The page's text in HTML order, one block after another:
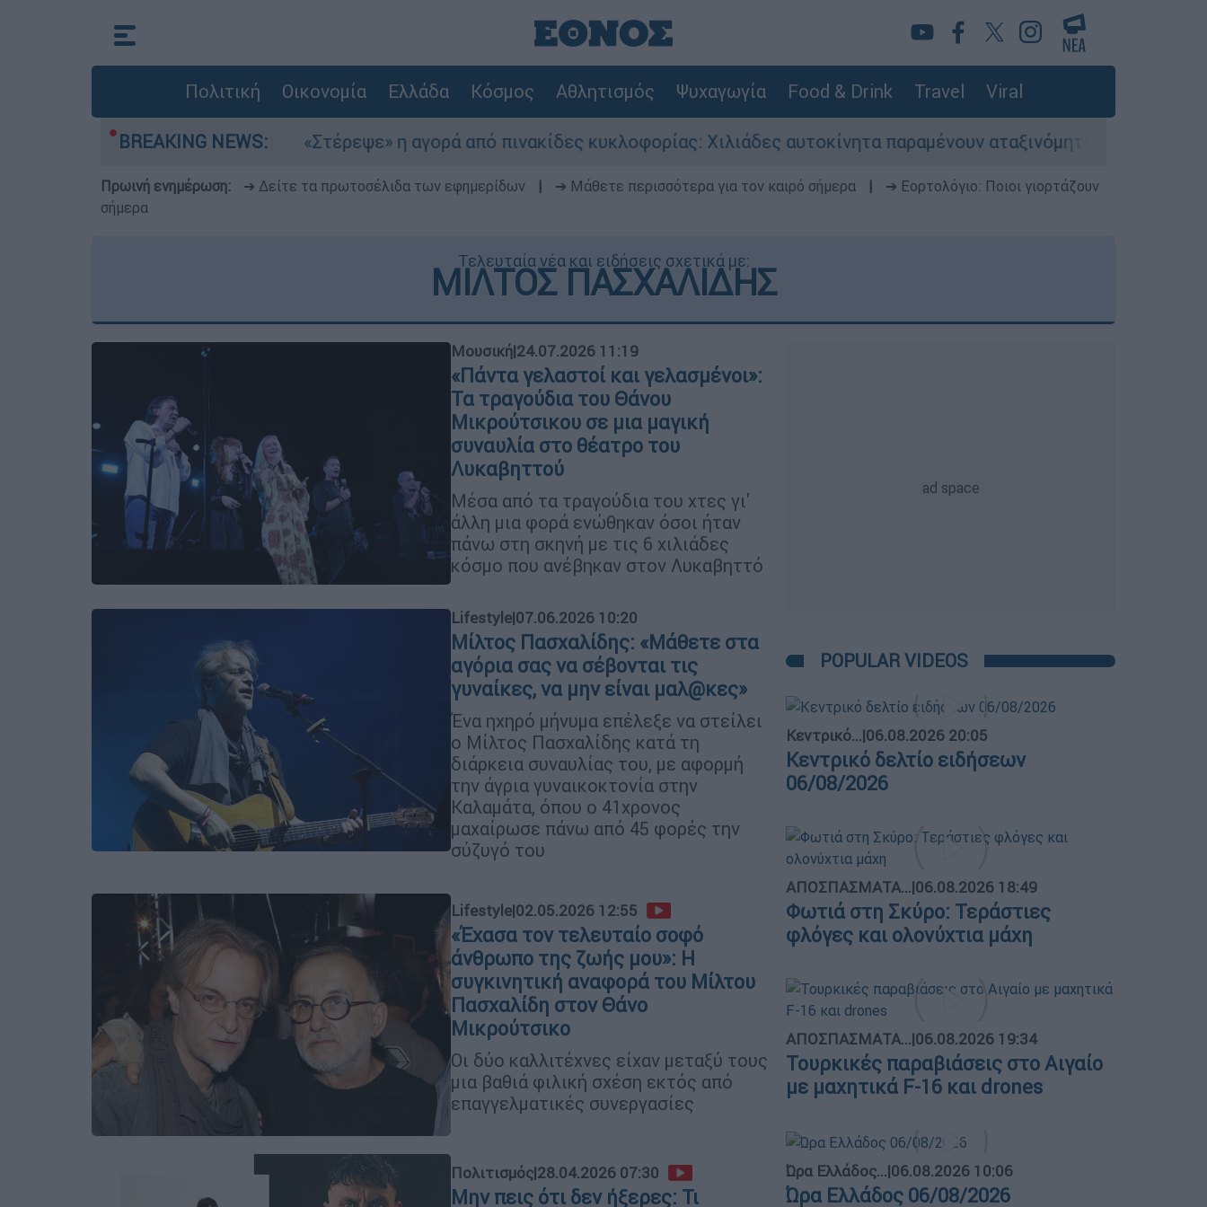
Πολιτική Οικονομία Ελλάδα Κόσμος Αθλητισμός Ψυχαγωγία Food & Drink Travel Viral
BREAKING NEWS:
στο Αιγαίο «Στέρεψε» η αγορά από πινακίδες κυκλοφορίας: Χιλιάδες αυτοκίνητα παραμένουν αταξινόμητα - Λύση αναζητά το
Πρωινή ενημέρωση: ➔ Δείτε τα πρωτοσέλιδα των εφημερίδων ➔ Μάθετε περισσότερα για τον καιρό σήμερα
➔ Εορτολόγιο: Ποιοι γιορτάζουν
σήμερα
Τελευταία νέα και ειδήσεις σχετικά με:
ΜΙΛΤΟΣ ΠΑΣΧΑΛΙΔΗΣ
Μουσική|24.07.2026 11:19
«Πάντα γελαστοί και γελασμένοι»:
Τα τραγούδια του Θάνου
Μικρούτσικου σε μια μαγική
συναυλία στο θέατρο του
Λυκαβηττού
Μέσα από τα τραγούδια του χτες γι'
άλλη μια φορά ενώθηκαν όσοι ήταν
πάνω στη σκηνή με τις 6 χιλιάδες
κόσμο που ανέβηκαν στον Λυκαβηττό
Lifestyle|07.06.2026 10:20
Μίλτος Πασχαλίδης: «Μάθετε στα
αγόρια σας να σέβονται τις
γυναίκες, να μην είναι μαλ@κες»
Ένα ηχηρό μήνυμα επέλεξε να στείλει
ο Μίλτος Πασχαλίδης κατά τη
διάρκεια συναυλίας του, με αφορμή
την άγρια γυναικοκτονία στην
Καλαμάτα, όπου ο 41χρονος
μαχαίρωσε πάνω από 45 φορές την
σύζυγό του
Lifestyle|02.05.2026 12:55
«Έχασα τον τελευταίο σοφό
άνθρωπο της ζωής μου»: Η
συγκινητική αναφορά του Μίλτου
Πασχαλίδη στον Θάνο
Μικρούτσικο
Οι δύο καλλιτέχνες είχαν μεταξύ τους
μια βαθιά φιλική σχέση εκτός από
επαγγελματικές συνεργασίες
Πολιτισμός|28.04.2026 07:30
Μην πεις ότι δεν ήξερες: Τι
POPULAR VIDEOS
Κεντρικό...|06.08.2026 20:05
Κεντρικό δελτίο ειδήσεων
06/08/2026
ΑΠΟΣΠΑΣΜΑΤΑ...|06.08.2026 18:49
Φωτιά στη Σκύρο: Τεράστιες
φλόγες και ολονύχτια μάχη
ΑΠΟΣΠΑΣΜΑΤΑ...|06.08.2026 19:34
Τουρκικές παραβιάσεις στο Αιγαίο
με μαχητικά F-16 και drones
Ώρα Ελλάδος...|06.08.2026 10:06
Ώρα Ελλάδος 06/08/2026